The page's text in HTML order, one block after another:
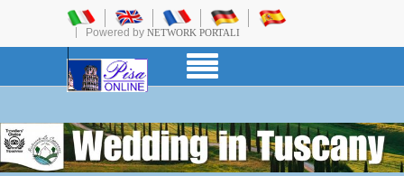
Powered by NETWORK PORTALI